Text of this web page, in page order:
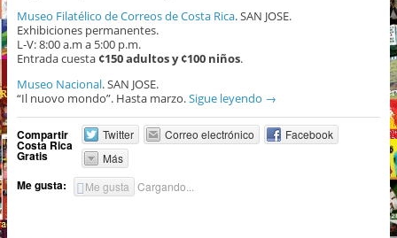
Museo Filatélico de Correos de Costa Rica. SAN JOSE.
Exhibiciones permanentes.
L-V: 8:00 a.m a 5:00 p.m.
Entrada cuesta ¢150 adultos y ¢100 niños.
Museo Nacional. SAN JOSE.
“Il nuovo mondo”. Hasta marzo.Sigue leyendo →
Compartir
Costa Rica
Gratis
Twitter Correo electrónico
Facebook
Más
Me gusta: Me gusta Cargando...